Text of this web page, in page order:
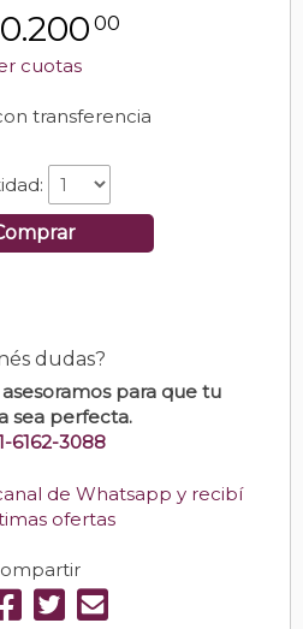
00
cuotas
transferencia
dudas?
para que tu
sea perfecta.
6162-3088
de Whatsapp y recibí
ofertas